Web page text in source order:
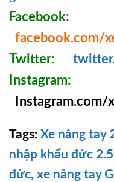
Facebook:
facebook.com/
Twitter:
Instagram:
Instagram.com/
Tags: Xe nâng tay
nhập khẩu đức
đức, xe nâng tay